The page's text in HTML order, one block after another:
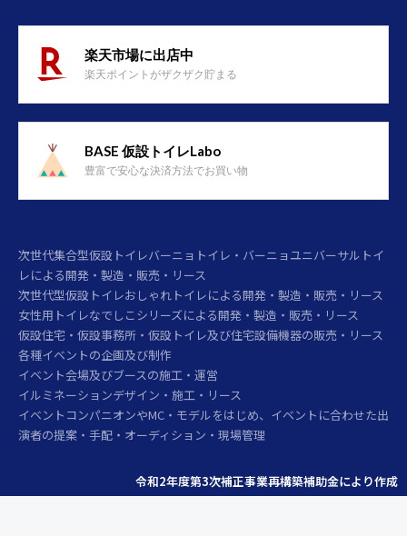
楽天市場に出店中
楽天ポイントがザクザク貯まる
BASE 仮設トイレLabo
豊富で安心な決済方法でお買い物
次世代集合型仮設トイレバーニョトイレ・バーニョユニバーサルトイ
レによる開発・製造・販売・リース
次世代型仮設トイレおしゃれトイレによる開発・製造・販売・リース
女性用トイレなでしこシリーズによる開発・製造・販売・リース
仮設住宅・仮設事務所・仮設トイレ及び住宅設備機器の販売・リース
各種イベントの企画及び制作
イベント会場及びブースの施工・運営
イルミネーションデザイン・施工・リース
イベントコンパニオンやMC・モデルをはじめ、イベントに合わせた出
演者の提案・手配・オーディション・現場管理
令和2年度第3次補正事業再構築補助金により作成